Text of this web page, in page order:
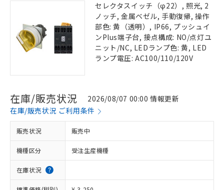
セレクタスイッチ（φ22）, 照光, 2
ノッチ, 金属ベゼル, 手動復帰, 操作
部色: 黄（透明）, IP66, プッシュイ
ンPlus端子台, 接点構成: NO/点灯ユ
ニット/NC, LEDランプ色: 黄, LED
ランプ電圧: AC100/110/120V
在庫/販売状況
2026/08/07 00:00 情報更新
在庫/販売状況 ご利用条件
販売状況 販売中
機種区分 受注生産機種
在庫状況